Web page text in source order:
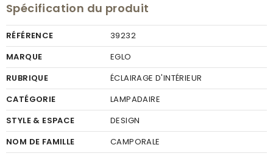
Spécification du produit
RÉFÉRENCE
39232
MARQUE
EGLO
RUBRIQUE
ÉCLAIRAGE D'INTÉRIEUR
CATÉGORIE
LAMPADAIRE
STYLE & ESPACE
DESIGN
NOM DE FAMILLE
CAMPORALE